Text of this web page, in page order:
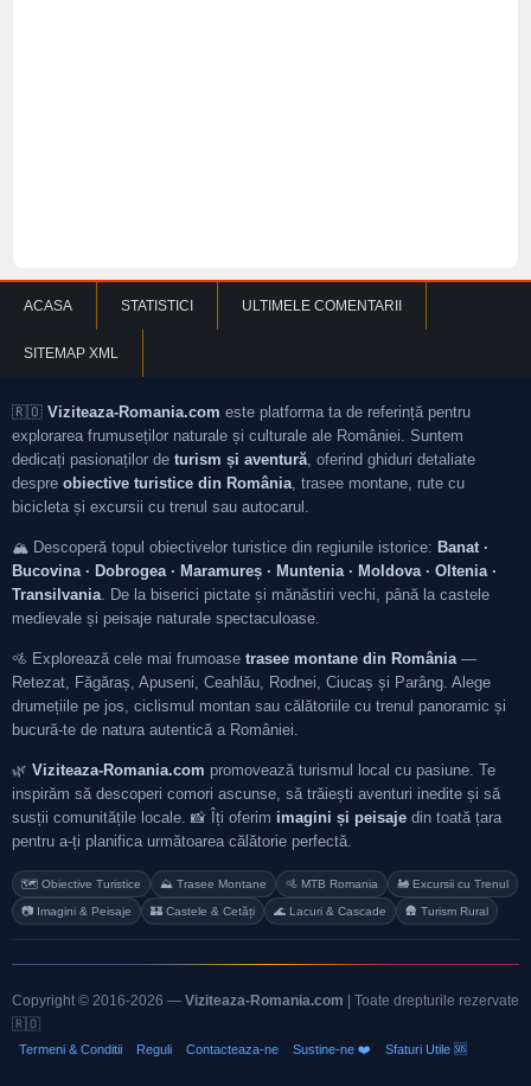
ACASA STATISTICI ULTIMELE COMENTARII
SITEMAP XML
🇷🇴 Viziteaza-Romania.com este platforma ta de referință pentru
explorarea frumuseților naturale și culturale ale României. Suntem
dedicați pasionaților de turism și aventură, oferind ghiduri detaliate
despre obiective turistice din România, trasee montane, rute cu
bicicleta și excursii cu trenul sau autocarul.
🏔️ Descoperă topul obiectivelor turistice din regiunile istorice: Banat ·
Bucovina · Dobrogea · Maramureș · Muntenia · Moldova · Oltenia ·
Transilvania. De la biserici pictate și mănăstiri vechi, până la castele
medievale și peisaje naturale spectaculoase.
🚵 Explorează cele mai frumoase trasee montane din România—
Retezat, Făgăraș, Apuseni, Ceahlău, Rodnei, Ciucaș și Parâng. Alege
drumețiile pe jos, ciclismul montan sau călătoriile cu trenul panoramic și
bucură-te de natura autentică a României.
🌿 Viziteaza-Romania.com promovează turismul local cu pasiune. Te
inspirăm să descoperi comori ascunse, să trăiești aventuri inedite și să
susții comunitățile locale. 📸 Îți oferim imagini și peisaje din toată țara
pentru a-ți planifica următoarea călătorie perfectă.
🗺️ Obiective Turistice ⛰️ Trasee Montane 🚵 MTB Romania 🚂 Excursii cu Trenul
📷 Imagini & Peisaje 🏰 Castele & Cetăți 🌊 Lacuri & Cascade 🛖 Turism Rural
Copyright © 2016-2026 — Viziteaza-Romania.com | Toate drepturile rezervate
🇷🇴
Termeni & Conditii Reguli Contacteaza-ne Sustine-ne ❤️ Sfaturi Utile 🆘